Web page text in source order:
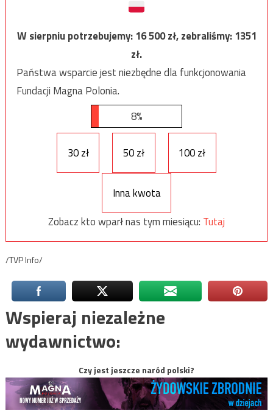
W sierpniu potrzebujemy:16 500zł, zebraliśmy:1351
zł.
Państwa wsparcie jest niezbędne dla funkcjonowania
Fundacji Magna Polonia.
8%
30 zł 50 zł 100 zł
Inna kwota
Zobacz kto wparł nas tym miesiącu: Tutaj
/TVP Info/
Wspieraj niezależne
wydawnictwo:
Czy jest jeszcze naród polski?